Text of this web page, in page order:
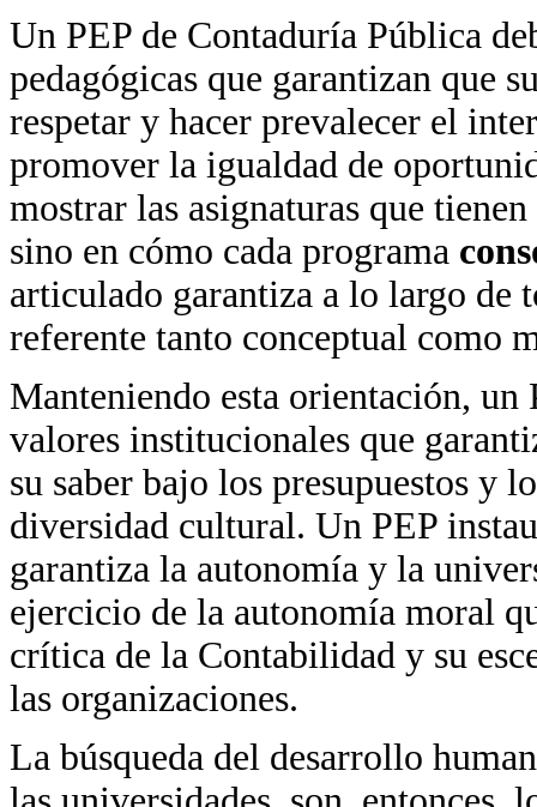
Un PEP de Contaduría Pública
pedagógicas que garantizan que
respetar y hacer prevalecer el
promover la igualdad de
mostrar las asignaturas que
sino en cómo cada programa
articulado garantiza a lo largo de
referente tanto conceptual como
Manteniendo esta orientación,
valores institucionales que
su saber bajo los presupuestos y
diversidad cultural. Un PEP
garantiza la autonomía y la
ejercicio de la autonomía moral
crítica de la Contabilidad y su
las organizaciones.
La búsqueda del desarrollo